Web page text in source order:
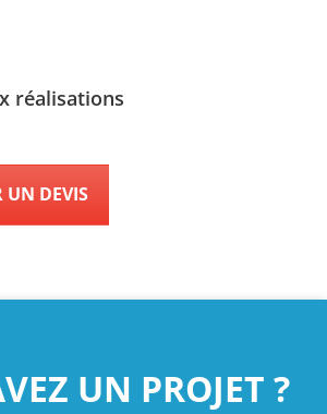
réalisations
UN DEVIS
UN PROJET ?